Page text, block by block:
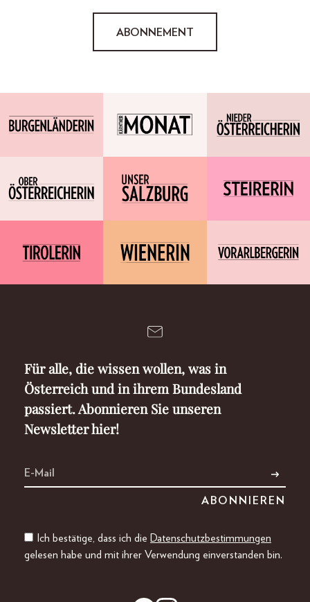
ABONNEMENT
Für alle, die wissen wollen, was in
Österreich und in ihrem Bundesland
passiert. Abonnieren Sie unseren
Newsletter hier!
Ich bestätige, dass ich die Datenschutzbestimmungen
gelesen habe und mit ihrer Verwendung einverstanden bin.